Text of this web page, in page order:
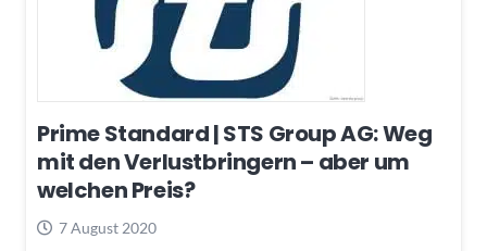
Prime Standard | STS Group AG: Weg
mit den Verlustbringern – aber um
welchen Preis?
7 August 2020